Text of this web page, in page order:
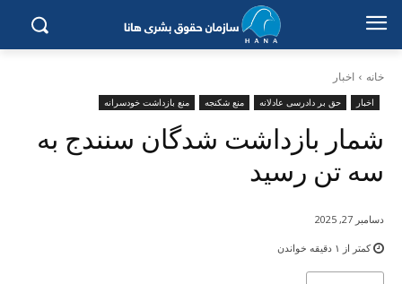
خانه اخبار
اخبار حق بر دادرسی عادلانه منع شکنجه منع بازداشت خودسرانه
شمار بازداشت شدگان سنندج بە
سە تن رسید
کمتر از ۱ دقیقه خواندن
دسامبر 27, 2025